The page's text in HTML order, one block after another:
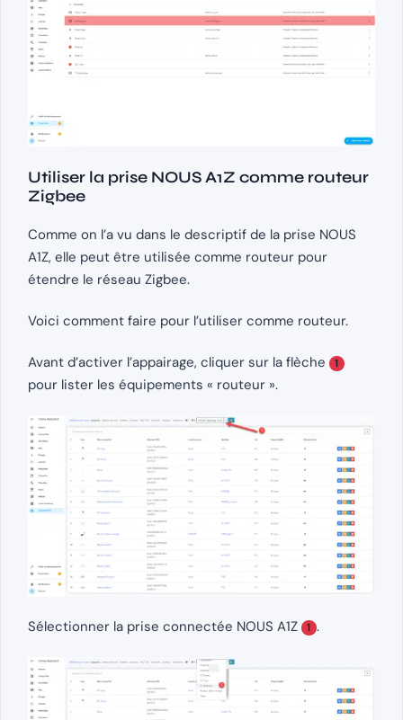
Utiliser la prise NOUS A1Z comme routeur
Zigbee
Comme on l’a vu dans le descriptif de la prise NOUS
A1Z, elle peut être utilisée comme routeur pour
étendre le réseau Zigbee.
Voici comment faire pour l’utiliser comme routeur.
Avant d’activer l’appairage, cliquer sur la flèche 1
pour lister les équipements « routeur ».
Sélectionner la prise connectée NOUS A1Z 1 .